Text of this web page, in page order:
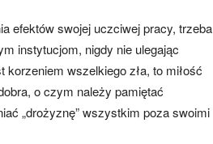
efektów swojej uczciwej pracy, trzeba
instytucjom, nigdy nie ulegając
wszelkiego zła, to miłość
o czym należy pamiętać
„drożyznę” wszystkim poza swoimi